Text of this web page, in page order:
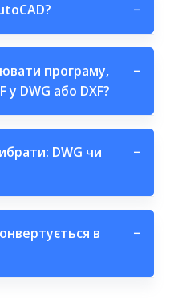
−
програму,
DWG або DXF?
−
DWG чи
−
в
−